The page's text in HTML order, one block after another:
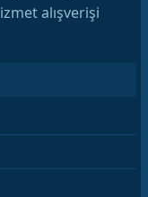
alışverişi